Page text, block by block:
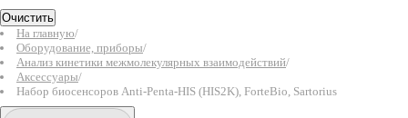
Очистить
На главную/
Оборудование, приборы/
Анализ кинетики межмолекулярных взаимодействий/
Аксессуары/
Набор биосенсоров Anti-Penta-HIS (HIS2K), ForteBio, Sartorius